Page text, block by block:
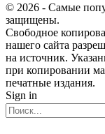
© 2026 - Самые
защищены.
Свободное
нашего сайта
на источник.
при копировании
печатные издания.
Sign in